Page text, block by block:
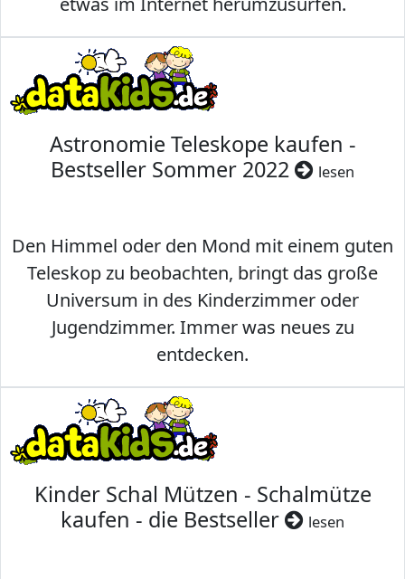
Astronomie Teleskope kaufen -
Bestseller Sommer 2022
lesen
Den Himmel oder den Mond mit einem guten
Teleskop zu beobachten, bringt das große
Universum in des Kinderzimmer oder
Jugendzimmer. Immer was neues zu
entdecken.
Kinder Schal Mützen - Schalmütze
kaufen - die Bestseller
lesen